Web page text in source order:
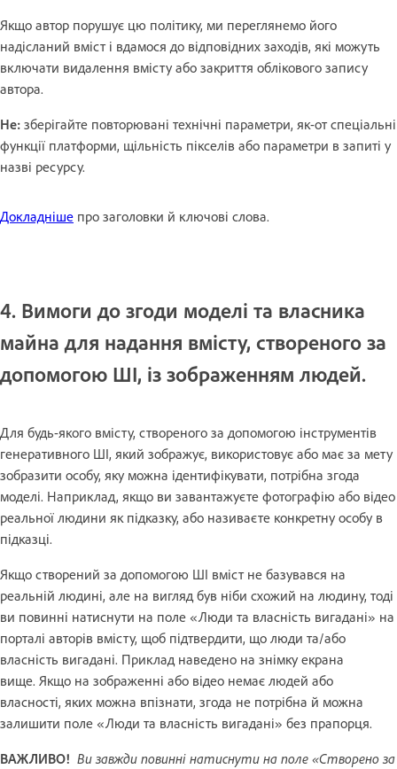
Якщо автор порушує цю політику, ми переглянемо його
надісланий вміст і вдамося до відповідних заходів, які можуть
включати видалення вмісту або закриття облікового запису
автора.
Не: зберігайте повторювані технічні параметри, як-от спеціальні
функції платформи, щільність пікселів або параметри в запиті у
назві ресурсу.
Докладніше про заголовки й ключові слова.
4. Вимоги до згоди моделі та власника
майна для надання вмісту, створеного за
допомогою ШІ, із зображенням людей.
Для будь-якого вмісту, створеного за допомогою інструментів
генеративного ШІ, який зображує, використовує або має за мету
зобразити особу, яку можна ідентифікувати, потрібна згода
моделі. Наприклад, якщо ви завантажуєте фотографію або відео
реальної людини як підказку, або називаєте конкретну особу в
підказці.
Якщо створений за допомогою ШІ вміст не базувався на
реальній людині, але на вигляд був ніби схожий на людину, тоді
ви повинні натиснути на поле «Люди та власність вигадані» на
порталі авторів вмісту, щоб підтвердити, що люди та/або
власність вигадані. Приклад наведено на знімку екрана
вище. Якщо на зображенні або відео немає людей або
власності, яких можна впізнати, згода не потрібна й можна
залишити поле «Люди та власність вигадані» без прапорця.
ВАЖЛИВО! Ви завжди повинні натиснути на поле «Створено за